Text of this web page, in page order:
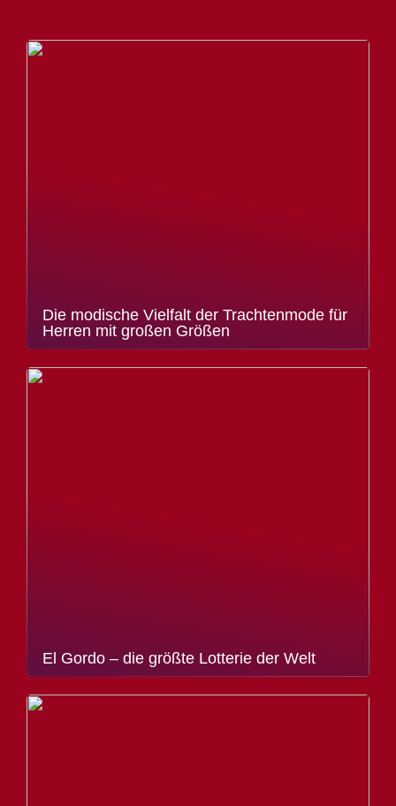
Die modische Vielfalt der Trachtenmode für
Herren mit großen Größen
El Gordo – die größte Lotterie der Welt